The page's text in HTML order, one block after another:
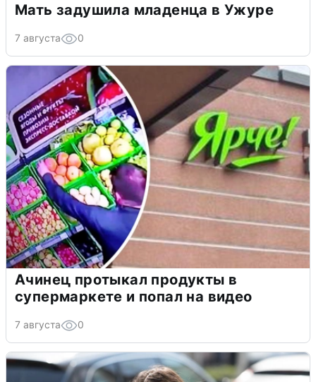
Мать задушила младенца в Ужуре
7 августа 0
Ачинец протыкал продукты в
супермаркете и попал на видео
7 августа 0